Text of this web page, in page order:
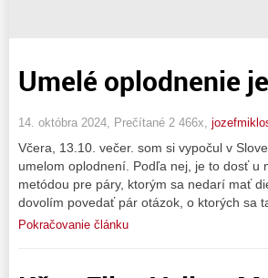
Umelé oplodnenie
14. októbra 2024, Prečítané 2 466x,
Včera, 13.10. večer. som si vypočul v
umelom oplodnení. Podľa nej, je to dosť u
metódou pre páry, ktorým sa nedarí mať
dovolím povedať pár otázok, o ktorých sa
Pokračovanie článku